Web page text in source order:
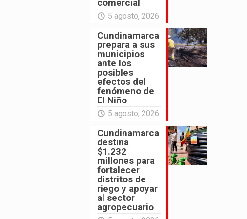
comercial
5 agosto, 2026
Cundinamarca
prepara a sus
municipios
ante los
posibles
efectos del
fenómeno de
El Niño
5 agosto, 2026
Cundinamarca
destina
$1.232
millones para
fortalecer
distritos de
riego y apoyar
al sector
agropecuario